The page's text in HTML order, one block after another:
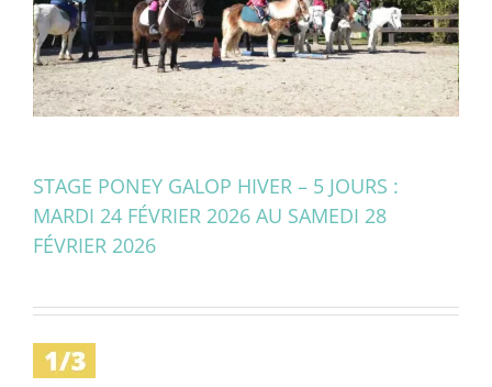
STAGE PONEY GALOP HIVER – 5 JOURS :
MARDI 24 FÉVRIER 2026 AU SAMEDI 28
FÉVRIER 2026